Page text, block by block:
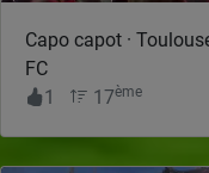
Capo capot ·
FC
1
17ème